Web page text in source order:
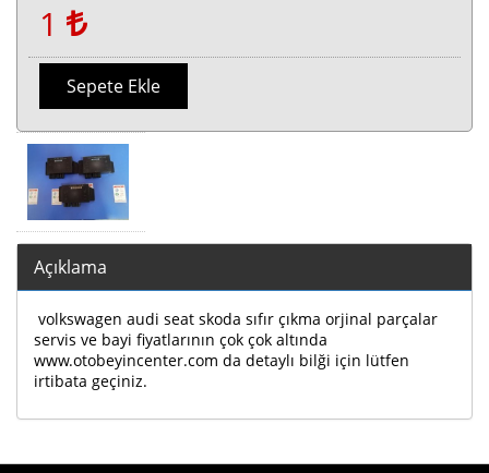
1
Sepete Ekle
Açıklama
volkswagen audi seat skoda sıfır çıkma orjinal parçalar
servis ve bayi fiyatlarının çok çok altında
www.otobeyincenter.com da detaylı bilği için lütfen
irtibata geçiniz.